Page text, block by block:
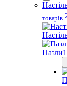
товарів
Пазли